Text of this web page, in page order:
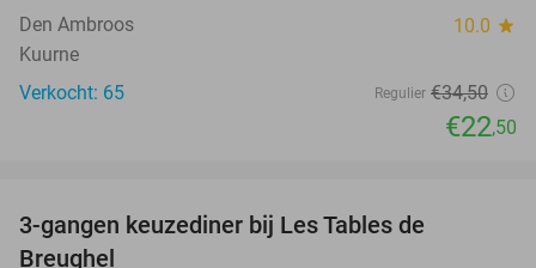
Den Ambroos 10.0 star
Kuurne
Verkocht: 65
Regulier €34,50
€22,50
3-gangen keuzediner bij Les Tables de
Breughel